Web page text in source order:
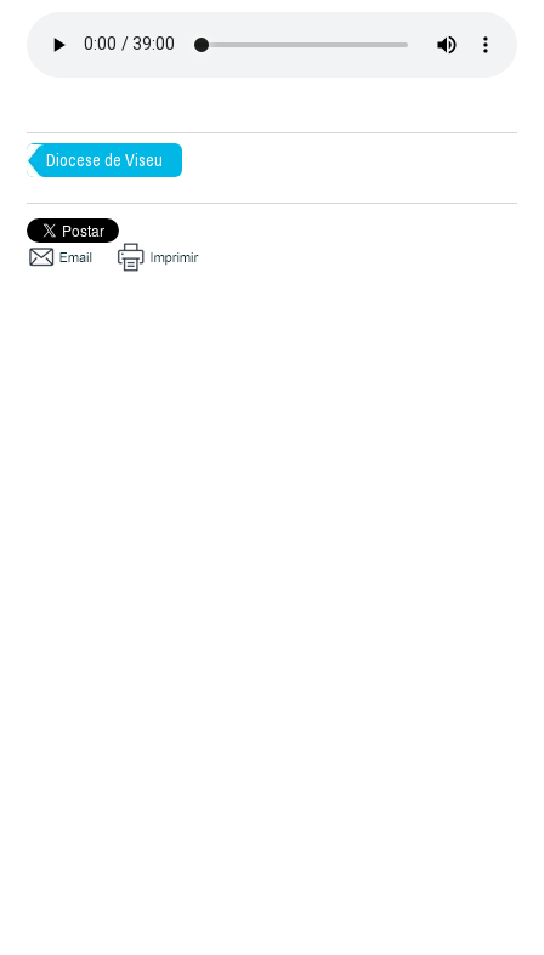
Diocese de Viseu